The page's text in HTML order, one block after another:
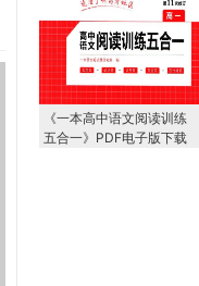
《一本高中语文阅读训练
五合一》PDF电子版下载